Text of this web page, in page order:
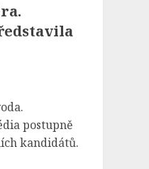
postupně
kandidátů.